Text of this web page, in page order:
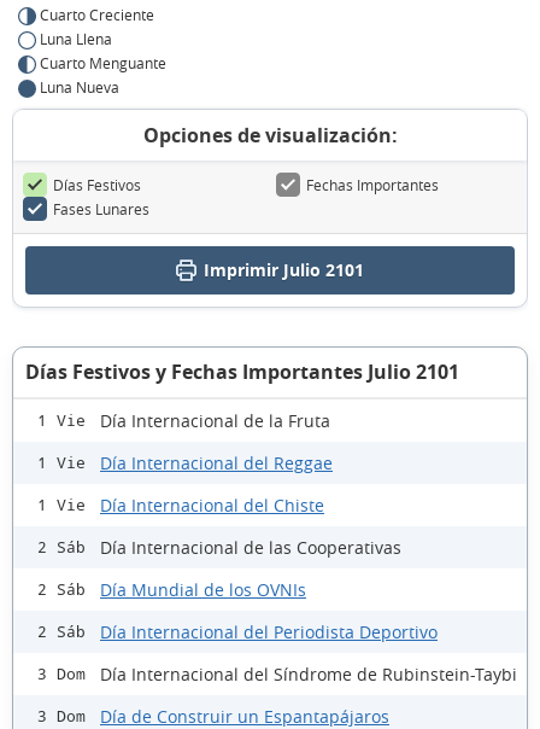
Cuarto Creciente
Luna Llena
Cuarto Menguante
Luna Nueva
Opciones de visualización:
Días Festivos
Fechas Importantes
Fases Lunares
Imprimir Julio 2101
Días Festivos y Fechas Importantes Julio 2101
1 Vie Día Internacional de la Fruta
1 Vie Día Internacional del Reggae
1 Vie Día Internacional del Chiste
2 Sáb Día Internacional de las Cooperativas
2 Sáb Día Mundial de los OVNIs
2 Sáb Día Internacional del Periodista Deportivo
3 Dom Día Internacional del Síndrome de Rubinstein-Taybi
3 Dom Día de Construir un Espantapájaros